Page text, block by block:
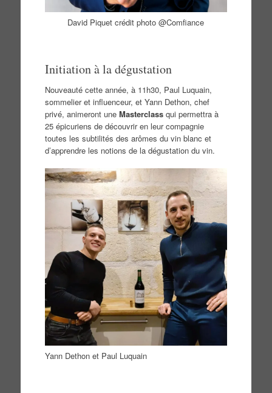
David Piquet crédit photo @Comfiance
Initiation à la dégustation
Nouveauté cette année, à 11h30, Paul Luquain,
sommelier et influenceur, et Yann Dethon, chef
privé, animeront une Masterclass qui permettra à
25 épicuriens de découvrir en leur compagnie
toutes les subtilités des arômes du vin blanc et
d’apprendre les notions de la dégustation du vin.
Yann Dethon et Paul Luquain